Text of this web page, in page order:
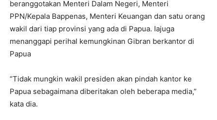
beranggotakan Menteri Dalam Negeri, Menteri
PPN/Kepala Bappenas, Menteri Keuangan dan satu orang
wakil dari tiap provinsi yang ada di Papua. Iajuga
menanggapi perihal kemungkinan Gibran berkantor di
Papua
“Tidak mungkin wakil presiden akan pindah kantor ke
Papua sebagaimana diberitakan oleh beberapa media,”
kata dia.